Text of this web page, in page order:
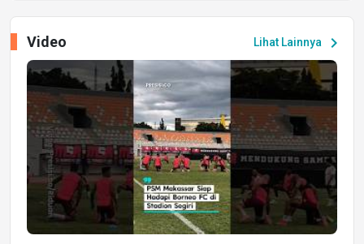
Lihat Lainnya chevron_right
Video